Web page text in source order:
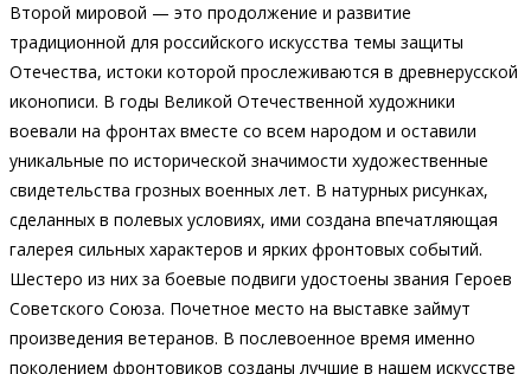
Второй мировой — это продолжение и развитие
традиционной для российского искусства темы защиты
Отечества, истоки которой прослеживаются в древнерусской
иконописи. В годы Великой Отечественной художники
воевали на фронтах вместе со всем народом и оставили
уникальные по исторической значимости художественные
свидетельства грозных военных лет. В натурных рисунках,
сделанных в полевых условиях, ими создана впечатляющая
галерея сильных характеров и ярких фронтовых событий.
Шестеро из них за боевые подвиги удостоены звания Героев
Советского Союза. Почетное место на выставке займут
произведения ветеранов. В послевоенное время именно
поколением фронтовиков созданы лучшие в нашем искусстве